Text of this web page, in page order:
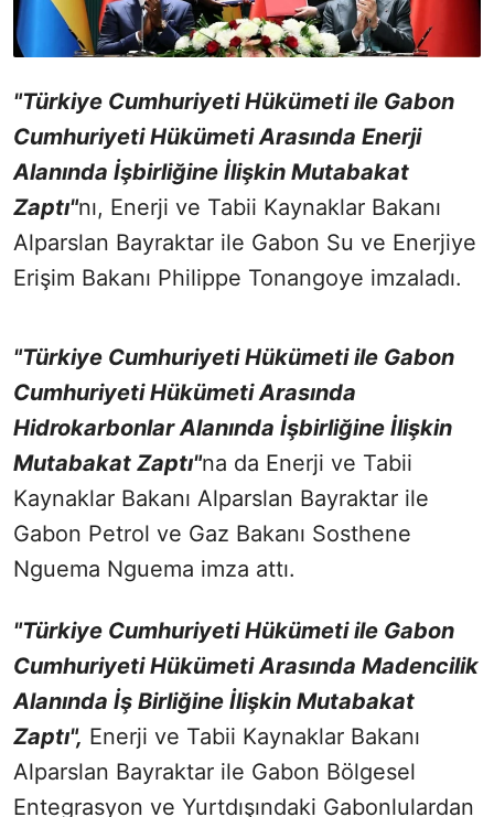
"Türkiye Cumhuriyeti Hükümeti ile Gabon
Cumhuriyeti Hükümeti Arasında Enerji
Alanında İşbirliğine İlişkin Mutabakat
Zaptı"nı, Enerji ve Tabii Kaynaklar Bakanı
Alparslan Bayraktar ile Gabon Su ve Enerjiye
Erişim Bakanı Philippe Tonangoye imzaladı.
"Türkiye Cumhuriyeti Hükümeti ile Gabon
Cumhuriyeti Hükümeti Arasında
Hidrokarbonlar Alanında İşbirliğine İlişkin
Mutabakat Zaptı"na da Enerji ve Tabii
Kaynaklar Bakanı Alparslan Bayraktar ile
Gabon Petrol ve Gaz Bakanı Sosthene
Nguema Nguema imza attı.
"Türkiye Cumhuriyeti Hükümeti ile Gabon
Cumhuriyeti Hükümeti Arasında Madencilik
Alanında İş Birliğine İlişkin Mutabakat
Zaptı", Enerji ve Tabii Kaynaklar Bakanı
Alparslan Bayraktar ile Gabon Bölgesel
Entegrasyon ve Yurtdışındaki Gabonlulardan